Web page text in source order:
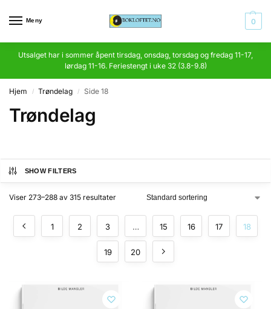
Meny 0
Utsalget har i sommer åpent tirsdag, onsdag, torsdag og fredag 11-17,
lørdag 11-16. Feriestengt i uke 32 (3.8-9.8)
Hjem / Trøndelag / Side 18
Trøndelag
SHOW FILTERS
Viser 273–288 av 315 resultater
1 2 3 … 15 16 17 18
19 20